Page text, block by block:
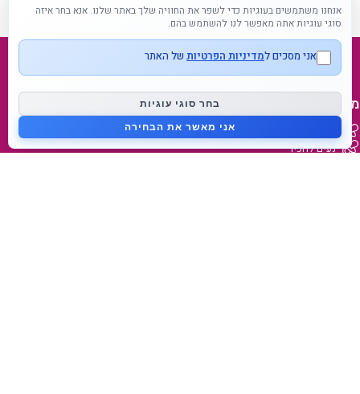
מפת אתר
נעים להכיר
אנחנו משתמשים בעוגיות כדי לשפר את החוויה שלך באתר שלנו. אנא בחר איזה
סוגי עוגיות אתה מאפשר לנו להשתמש בהם.
אני מסכים למדיניות הפרטיות של האתר
בחר סוגי עוגיות
אני מאשר את הבחירה